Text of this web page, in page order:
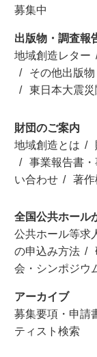
募集中
出版物・調査報
地域創造レター
その他出版物
東日本大震災
財団のご案内
地域創造とは
事業報告書
い合わせ
著作
全国公共ホール
公共ホール等求
の申込み方法
会・シンポジウ
アーカイブ
募集要項・申請
ティスト検索